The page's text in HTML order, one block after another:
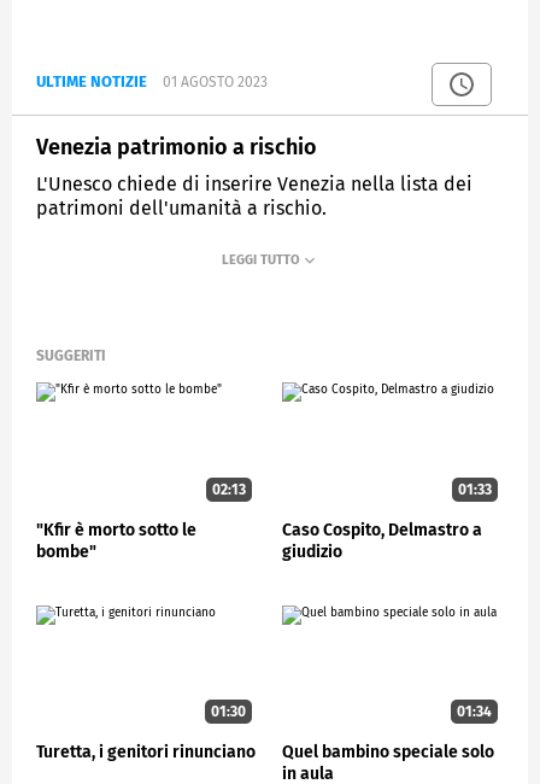
ULTIME NOTIZIE 01 AGOSTO 2023
Venezia patrimonio a rischio
L'Unesco chiede di inserire Venezia nella lista dei
patrimoni dell'umanità a rischio.
STUDIOAPERTO
SUGGERITI
02:13
"Kfir è morto sotto le
bombe"
01:33
Caso Cospito, Delmastro a
giudizio
01:30
Turetta, i genitori rinunciano
01:34
Quel bambino speciale solo
in aula